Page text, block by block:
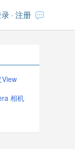
· 注册
View
相机